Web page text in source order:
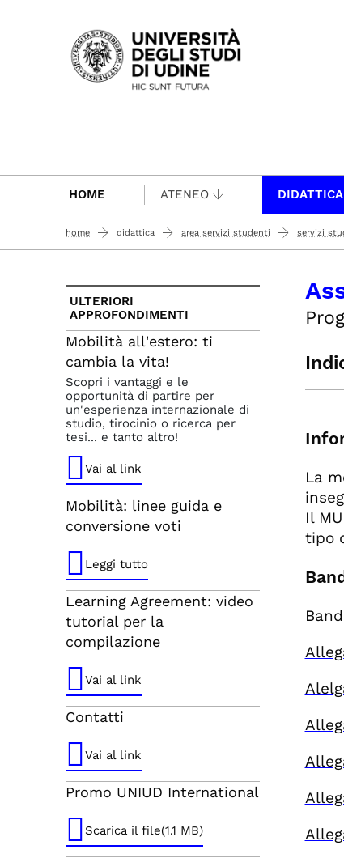
Passa al contenuto principale
HOME ATENEO DIDATTICA
home didattica area servizi studenti servizi
La
Il
tipo
ULTERIORI
APPROFONDIMENTI
Mobilità all'estero: ti
cambia la vita!
Scopri i vantaggi e le
opportunità di partire per
un'esperienza internazionale di
studio, tirocinio o ricerca per
tesi... e tanto altro!
Vai al link
Mobilità: linee guida e
conversione voti
Leggi tutto
Learning Agreement: video
tutorial per la
compilazione
Vai al link
Contatti
Vai al link
Promo UNIUD International
Scarica il file(1.1 MB)